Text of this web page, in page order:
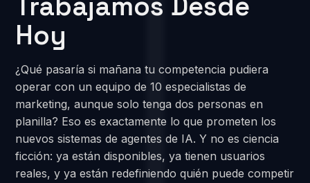
Hoy
¿Qué pasaría si mañana tu competencia pudiera
operar con un equipo de 10 especialistas de
marketing, aunque solo tenga dos personas en
planilla? Eso es exactamente lo que prometen los
nuevos sistemas de agentes de IA. Y no es ciencia
ficción: ya están disponibles, ya tienen usuarios
reales, y ya están redefiniendo quién puede competir